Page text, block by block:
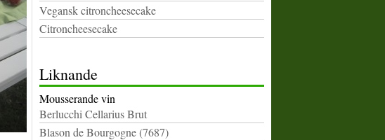
Vegansk citroncheesecake
Citroncheesecake
Liknande
Mousserande vin
Berlucchi Cellarius Brut
Blason de Bourgogne (7687)